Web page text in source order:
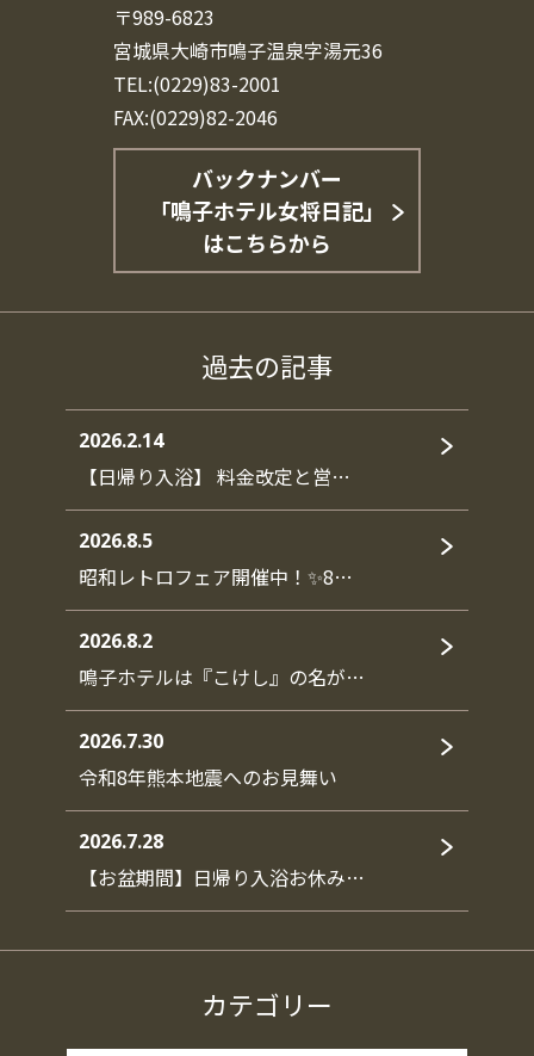
〒989-6823
宮城県大崎市鳴子温泉字湯元36
TEL:(0229)83-2001
FAX:(0229)82-2046
バックナンバー
「鳴子ホテル女将日記」
はこちらから
過去の記事
2026.2.14
【日帰り入浴】 料金改定と営…
2026.8.5
昭和レトロフェア開催中！✨8…
2026.8.2
鳴子ホテルは『こけし』の名が…
2026.7.30
令和8年熊本地震へのお見舞い
2026.7.28
【お盆期間】日帰り入浴お休み…
カテゴリー